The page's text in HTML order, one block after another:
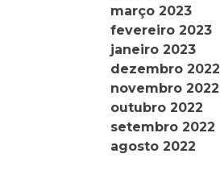
março 2023
fevereiro 2023
janeiro 2023
dezembro 2022
novembro 2022
outubro 2022
setembro 2022
agosto 2022